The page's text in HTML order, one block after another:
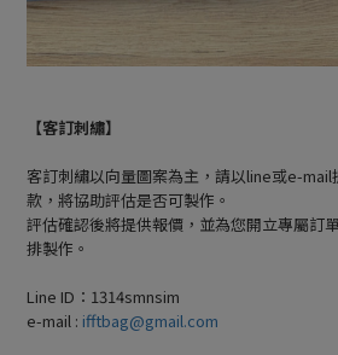
【客訂刺繡】
客訂刺繡以向量圖案為主，請以line或e-
款，將協助評估是否可製作。
評估確認後將提供報價，並為您開立專屬訂
排製作。
Line ID：1314smnsim
e-mail : ifftbag@gmail.com